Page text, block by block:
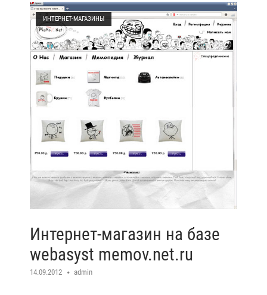
ИНТЕРНЕТ-МАГАЗИНЫ
Интернет-магазин на базе
webasyst memov.net.ru
14.09.2012 admin